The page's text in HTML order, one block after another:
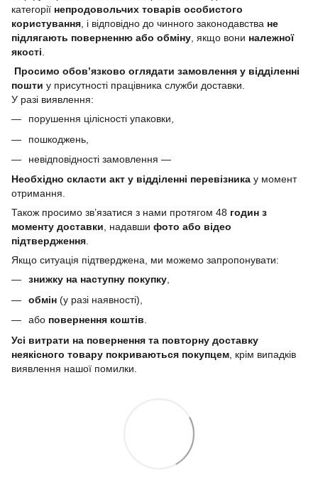
категорії непродовольчих товарів особистого
користування, і відповідно до чинного законодавства не
підлягають поверненню або обміну, якщо вони належної
якості.
Просимо обов’язково оглядати замовлення у відділенні
пошти у присутності працівника служби доставки.
У разі виявлення:
порушення цілісності упаковки,
пошкоджень,
невідповідності замовлення —
Необхідно скласти акт у відділенні перевізника у момент
отримання.
Також просимо зв’язатися з нами протягом 48 годин з
моменту доставки, надавши фото або відео
підтвердження.
Якщо ситуація підтверджена, ми можемо запропонувати:
знижку на наступну покупку,
обмін (у разі наявності),
або повернення коштів.
Усі витрати на повернення та повторну доставку
неякісного товару покриваються покупцем , крім випадків
виявлення нашої помилки.